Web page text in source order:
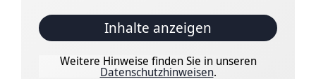
Inhalte anzeigen
Weitere Hinweise finden Sie in unseren
Datenschutzhinweisen.